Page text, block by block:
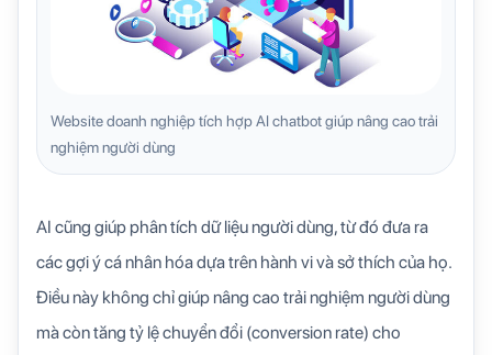
Website doanh nghiệp tích hợp AI chatbot giúp nâng cao trải
nghiệm người dùng
AI cũng giúp phân tích dữ liệu người dùng, từ đó đưa ra
các gợi ý cá nhân hóa dựa trên hành vi và sở thích của họ.
Điều này không chỉ giúp nâng cao trải nghiệm người dùng
mà còn tăng tỷ lệ chuyển đổi (conversion rate) cho